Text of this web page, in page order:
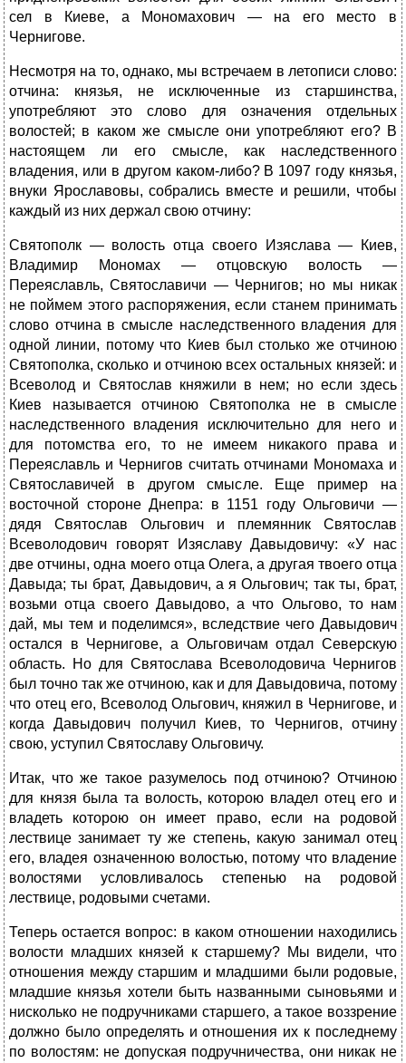
сел в Киеве, а Мономахович — на его место в
Чернигове.
Несмотря на то, однако, мы встречаем в летописи слово:
отчина: князья, не исключенные из старшинства,
употребляют это слово для означения отдельных
волостей; в каком же смысле они употребляют его? В
настоящем ли его смысле, как наследственного
владения, или в другом каком-либо? В 1097 году князья,
внуки Ярославовы, собрались вместе и решили, чтобы
каждый из них держал свою отчину:
Святополк — волость отца своего Изяслава — Киев,
Владимир Мономах — отцовскую волость —
Переяславль, Святославичи — Чернигов; но мы никак
не поймем этого распоряжения, если станем принимать
слово отчина в смысле наследственного владения для
одной линии, потому что Киев был столько же отчиною
Святополка, сколько и отчиною всех остальных князей: и
Всеволод и Святослав княжили в нем; но если здесь
Киев называется отчиною Святополка не в смысле
наследственного владения исключительно для него и
для потомства его, то не имеем никакого права и
Переяславль и Чернигов считать отчинами Мономаха и
Святославичей в другом смысле. Еще пример на
восточной стороне Днепра: в 1151 году Ольговичи —
дядя Святослав Ольгович и племянник Святослав
Всеволодович говорят Изяславу Давыдовичу: «У нас
две отчины, одна моего отца Олега, а другая твоего отца
Давыда; ты брат, Давыдович, а я Ольгович; так ты, брат,
возьми отца своего Давыдово, а что Ольгово, то нам
дай, мы тем и поделимся», вследствие чего Давыдович
остался в Чернигове, а Ольговичам отдал Северскую
область. Но для Святослава Всеволодовича Чернигов
был точно так же отчиною, как и для Давыдовича, потому
что отец его, Всеволод Ольгович, княжил в Чернигове, и
когда Давыдович получил Киев, то Чернигов, отчину
свою, уступил Святославу Ольговичу.
Итак, что же такое разумелось под отчиною? Отчиною
для князя была та волость, которою владел отец его и
владеть которою он имеет право, если на родовой
лествице занимает ту же степень, какую занимал отец
его, владея означенною волостью, потому что владение
волостями условливалось степенью на родовой
лествице, родовыми счетами.
Теперь остается вопрос: в каком отношении находились
волости младших князей к старшему? Мы видели, что
отношения между старшим и младшими были родовые,
младшие князья хотели быть названными сыновьями и
нисколько не подручниками старшего, а такое воззрение
должно было определять и отношения их к последнему
по волостям: не допуская подручничества, они никак не